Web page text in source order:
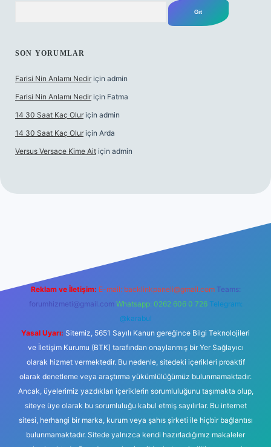
SON YORUMLAR
Farisi Nin Anlamı Nedir için admin
Farisi Nin Anlamı Nedir için Fatma
14 30 Saat Kaç Olur için admin
14 30 Saat Kaç Olur için Arda
Versus Versace Kime Ait için admin
Reklam ve İletişim: E-mail: backlinkpaneli@gmail.com Teams:
forumhizmeti@gmail.com Whatsapp: 0262 606 0 726 Telegram:
@karabul
Yasal Uyarı: Sitemiz, 5651 Sayılı Kanun gereğince Bilgi Teknolojileri
ve İletişim Kurumu (BTK) tarafından onaylanmış bir Yer Sağlayıcı
olarak hizmet vermektedir. Bu nedenle, sitedeki içerikleri proaktif
olarak denetleme veya araştırma yükümlülüğümüz bulunmamaktadır.
Ancak, üyelerimiz yazdıkları içeriklerin sorumluluğunu taşımakta olup,
siteye üye olarak bu sorumluluğu kabul etmiş sayılırlar. Bu internet
sitesi, herhangi bir marka, kurum veya şahıs şirketi ile hiçbir bağlantısı
bulunmamaktadır. Sitede yalnızca kendi hazırladığımız makaleler